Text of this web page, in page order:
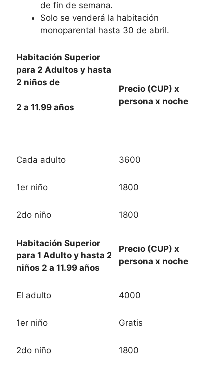
de fin de semana.
Solo se venderá la habitación
monoparental hasta 30 de abril.
Habitación Superior
para 2 Adultos y hasta
2 niños de
2 a 11.99 años
Precio (CUP) x
persona x noche
Cada adulto 3600
1er niño 1800
2do niño 1800
Habitación Superior
para 1 Adulto y hasta 2
niños 2 a 11.99 años
Precio (CUP) x
persona x noche
El adulto 4000
1er niño Gratis
2do niño 1800